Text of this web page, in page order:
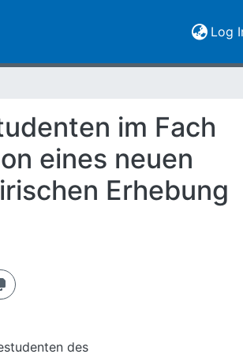
Log
im Fach
eines neuen
Erhebung
des